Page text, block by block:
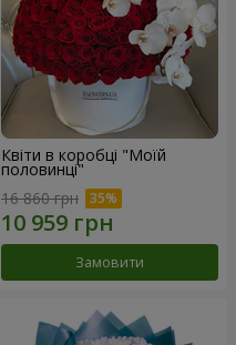
Квіти в коробці "Моїй
половинці"
16 860 грн
Замовити